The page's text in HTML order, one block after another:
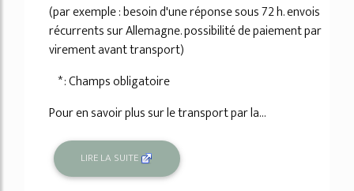
(par exemple : besoin d'une réponse sous 72 h. envois
récurrents sur Allemagne. possibilité de paiement par
virement avant transport)
* : Champs obligatoire
Pour en savoir plus sur le transport par la...
LIRE LA SUITE